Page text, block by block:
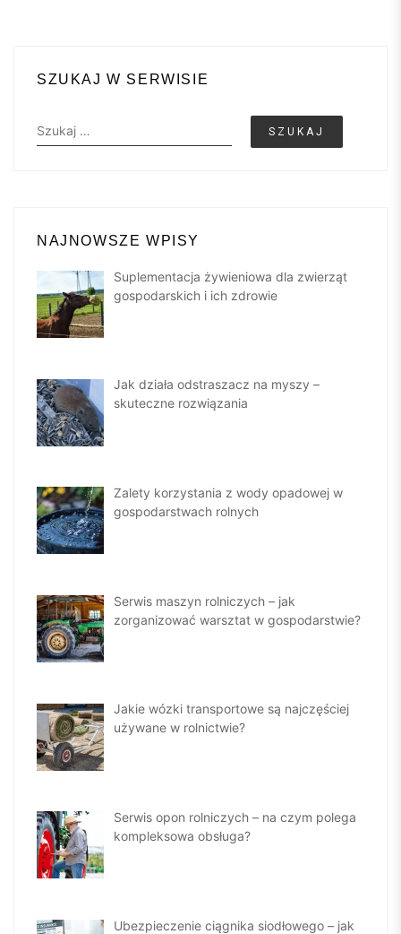
SZUKAJ W SERWISIE
Szukaj:
NAJNOWSZE WPISY
Suplementacja żywieniowa dla zwierząt
gospodarskich i ich zdrowie
Jak działa odstraszacz na myszy –
skuteczne rozwiązania
Zalety korzystania z wody opadowej w
gospodarstwach rolnych
Serwis maszyn rolniczych – jak
zorganizować warsztat w gospodarstwie?
Jakie wózki transportowe są najczęściej
używane w rolnictwie?
Serwis opon rolniczych – na czym polega
kompleksowa obsługa?
Ubezpieczenie ciągnika siodłowego – jak